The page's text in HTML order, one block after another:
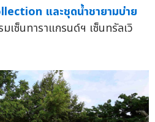
และชุดน้ำชายามบ่าย
เซ็นทาราแกรนด์ฯ เซ็นทรัลเวิ